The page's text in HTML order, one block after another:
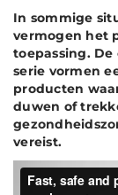
In sommige
vermogen het
toepassing.
serie vormen
producten
duwen of
vereist.